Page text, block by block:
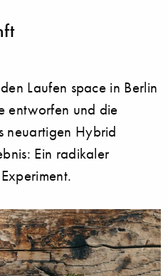
Laufen space in Berlin
entworfen und die
neuartigen Hybrid
Ein radikaler